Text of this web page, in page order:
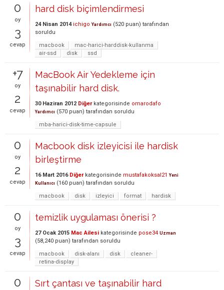
0
oy
3
cevap
hard disk biçimlendirmesi
24 Nisan 2014 ichigo Yardımcı (520 puan) tarafından
soruldu
macbook
mac-harici-harddisk-kullanma
air-ssd
disk ssd
+7
oy
2
cevap
MacBook Air Yedekleme için
taşınabilir hard disk.
30 Haziran 2012 Diğerkategorisinde omarodafo
Yardımcı (570 puan) tarafından soruldu
mba-harici-disk-time-capsule
0
oy
2
cevap
Macbook disk izleyicisi ile hardisk
birleştirme
16 Mart 2016 Diğerkategorisinde mustafakoksal21 Yeni
Kullanıcı (160 puan) tarafından soruldu
macbook
disk izleyici format hardisk
0
oy
3
cevap
temizlik uygulaması önerisi ?
27 Ocak 2015 Mac Ailesi kategorisinde pose34 Uzman
(58,240 puan) tarafından soruldu
macbook
disk-alanı disk
cleaner-
retina-display
0
Sırt çantası ve taşınabilir hard